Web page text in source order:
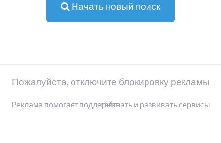
Начать новый поиск
Пожалуйста, отключите блокировку рекламы
Реклама помогает поддерживать и развивать сервисы сайта